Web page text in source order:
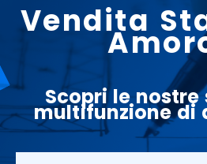
Vendita
Scopri le nostre
multifunzionedi